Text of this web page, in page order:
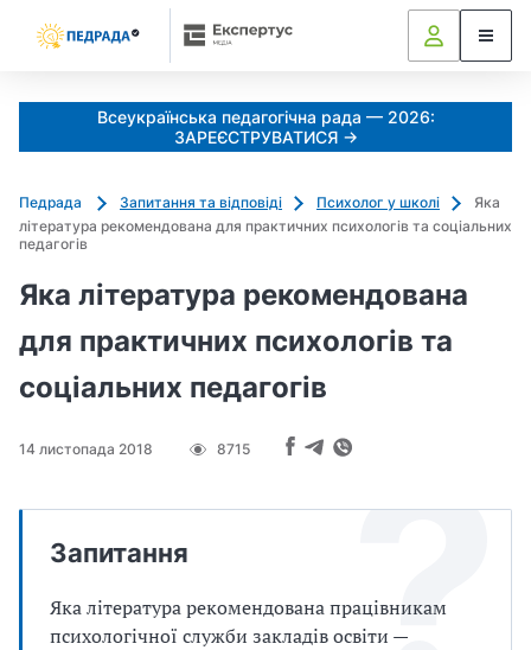
Всеукраїнська педагогічна рада — 2026:
ЗАРЕЄСТРУВАТИСЯ →
Педрада Запитання та відповіді Психолог у школі
Яка
література рекомендована для практичних психологів та соціальних
педагогів
Яка література рекомендована
для практичних психологів та
соціальних педагогів
14 листопада 2018 8715
Запитання
Яка література рекомендована працівникам
психологічної служби закладів освіти —